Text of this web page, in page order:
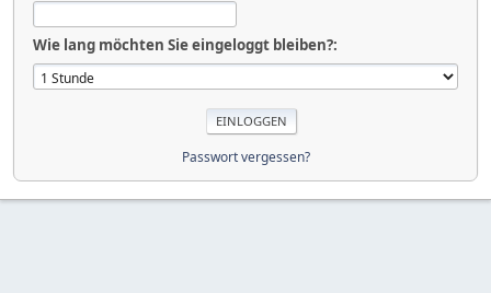
Wie lang möchten Sie eingeloggt bleiben?:
Passwort vergessen?